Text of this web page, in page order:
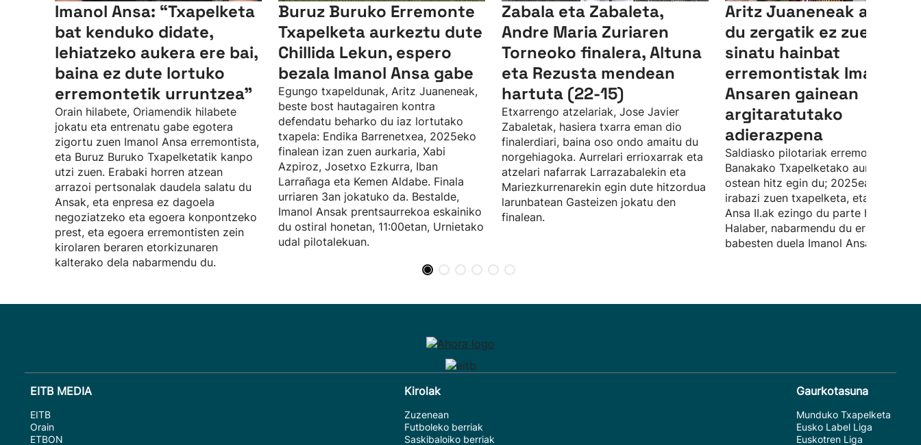
Imanol Ansa: “Txapelketa
bat kenduko didate,
lehiatzeko aukera ere bai,
baina ez dute lortuko
erremontetik urruntzea"
Orain hilabete, Oriamendik hilabete
jokatu eta entrenatu gabe egotera
zigortu zuen Imanol Ansa erremontista,
eta Buruz Buruko Txapelketatik kanpo
utzi zuen. Erabaki horren atzean
arrazoi pertsonalak daudela salatu du
Ansak, eta enpresa ez dagoela
negoziatzeko eta egoera konpontzeko
prest, eta egoera erremontisten zein
kirolaren beraren etorkizunaren
kalterako dela nabarmendu du.
Buruz Buruko Erremonte
Txapelketa aurkeztu dute
Chillida Lekun, espero
bezala Imanol Ansa gabe
Egungo txapeldunak, Aritz Juaneneak,
beste bost hautagairen kontra
defendatu beharko du iaz lortutako
txapela: Endika Barrenetxea, 2025eko
finalean izan zuen aurkaria, Xabi
Azpiroz, Josetxo Ezkurra, Iban
Larrañaga eta Kemen Aldabe. Finala
urriaren 3an jokatuko da. Bestalde,
Imanol Ansak prentsaurrekoa eskainiko
du ostiral honetan, 11:00etan, Urnietako
udal pilotalekuan.
Zabala eta Zabaleta,
Andre Maria Zuriaren
Torneoko finalera, Altuna
eta Rezusta mendean
hartuta (22-15)
Etxarrengo atzelariak, Jose Javier
Zabaletak, hasiera txarra eman dio
finalerdiari, baina oso ondo amaitu du
norgehiagoka. Aurrelari errioxarrak eta
atzelari nafarrak Larrazabalekin eta
Mariezkurrenarekin egin dute hitzordua
larunbatean Gasteizen jokatu den
finalean.
Aritz Juaneneak azaldu
du zergatik ez zuen
sinatu hainbat
erremontistak Imanol
Ansaren gainean
argitaratutako
adierazpena
Saldiasko pilotariak erremonteko
Banakako Txapelketako
ostean hitz egin du; 2025ean, berak
irabazi zuen txapelketa, eta aurten
Ansa II.ak ezingo du parte hartu.
Halaber, nabarmendu du erabat
babesten duela Imanol Ansa.
EITB MEDIA
EITB
Orain
ETBON
Kirolak
Zuzenean
Futboleko berriak
Saskibaloiko berriak
Gaurkotasuna
Munduko Txapelketa
Eusko Label Liga
Euskotren Liga